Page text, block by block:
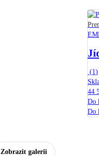
Zobrazit galerii
(1)
44
Do
Do